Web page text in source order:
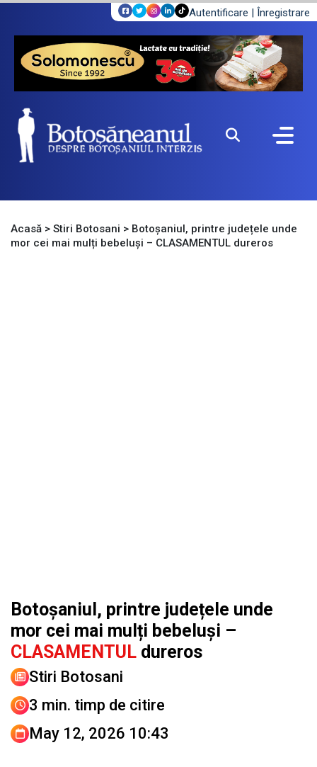
Autentificare | Înregistrare
Acasă > Stiri Botosani > Botoșaniul, printre județele unde
mor cei mai mulți bebeluși – CLASAMENTUL dureros
Botoșaniul, printre județele unde
mor cei mai mulți bebeluși –
CLASAMENTUL dureros
Stiri Botosani
3 min. timp de citire
May 12, 2026 10:43